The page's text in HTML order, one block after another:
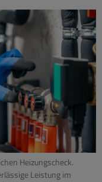
Heizungscheck.
Leistung im